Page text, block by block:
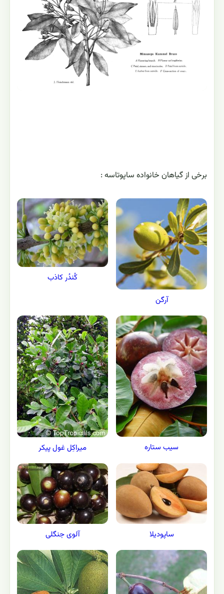
برخی از گیاهان خانواده ساپوتاسه :
آرگن
کُندُر کاذب
سیب ستاره میراکِل غول پیکر
ساپودیلا آلوی جنگلی